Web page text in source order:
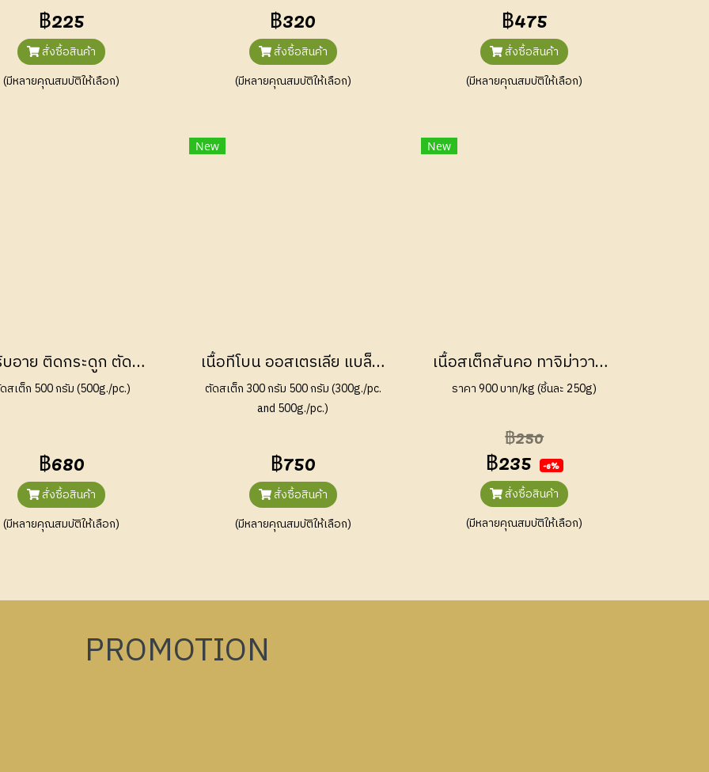
฿225
สั่งซื้อสินค้า
(มีหลายคุณสมบัติให้เลือก)
฿320
สั่งซื้อสินค้า
(มีหลายคุณสมบัติให้เลือก)
฿475
สั่งซื้อสินค้า
(มีหลายคุณสมบัติให้เลือก)
เนื้อริบอาย ติดกระดูก ตัดสเต็ก แบล็กแองกัส ออสเตรเลีย เกรนเฟด (Prime Rib Steak Black Angus Australian Grain Fed 150 Days)
สเต็ก 500 กรัม (500g./pc.)
฿680
สั่งซื้อสินค้า
(มีหลายคุณสมบัติให้เลือก)
New
เนื้อทีโบน ออสเตรเลีย แบล็คแองกัส เกรนเฟด หอมนุ่ม! (Australian Black Angus Grain Fed 240 Days)
ตัดสเต็ก 300 กรัม 500 กรัม (300g./pc.
and 500g./pc.)
฿750
สั่งซื้อสินค้า
(มีหลายคุณสมบัติให้เลือก)
New
เนื้อสเต็กสันคอ ทาจิม่าวากิว (Tajima Wagyu Neck Roll MBS 4-5)
ราคา 900 บาท/kg (ชิ้นละ 250g)
฿250
฿235 -6%
สั่งซื้อสินค้า
(มีหลายคุณสมบัติให้เลือก)
PROMOTION